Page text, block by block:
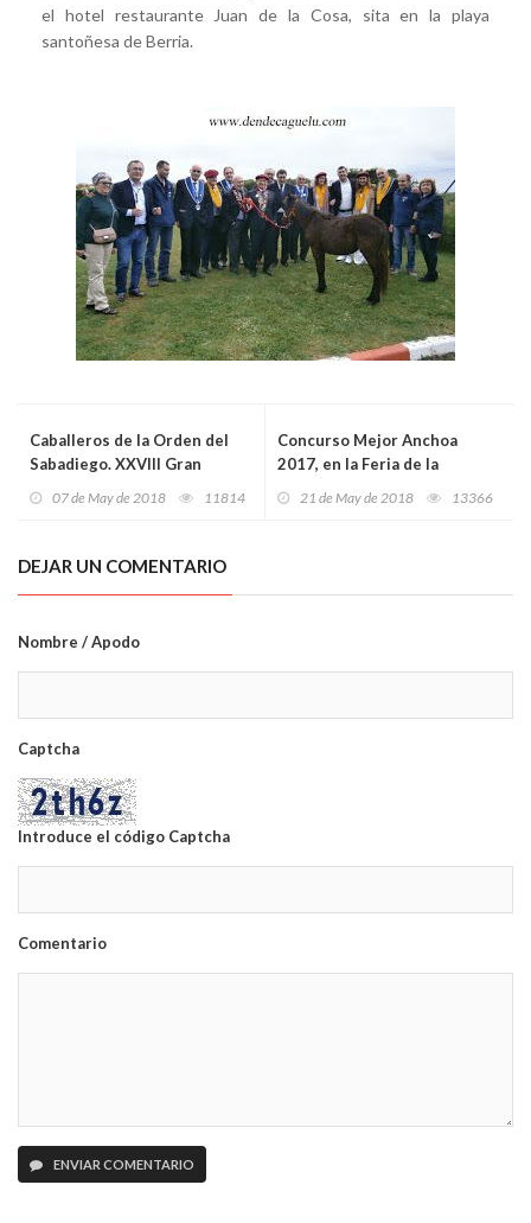
el hotel restaurante Juan de la Cosa, sita en la playa
santoñesa de Berria.
Caballeros de la Orden del
Sabadiego. XXVIII Gran
07 de May de 2018 11814
Concurso Mejor Anchoa
2017, en la Feria de la
21 de May de 2018 13366
DEJAR UN COMENTARIO
Nombre / Apodo
Captcha
Introduce el código Captcha
Comentario
ENVIAR COMENTARIO